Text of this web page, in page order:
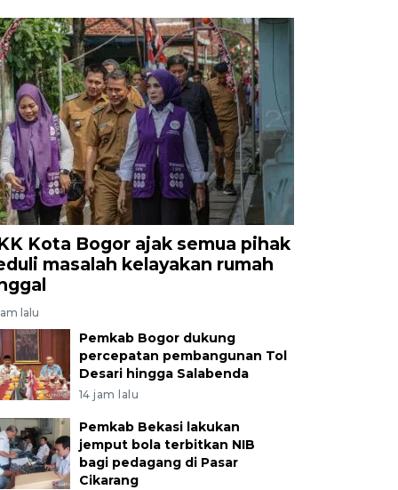
Kota Bogor ajak semua pihak
masalah kelayakan rumah
lalu
Pemkab Bogor dukung
percepatan pembangunan Tol
Desari hingga Salabenda
14 jam lalu
Pemkab Bekasi lakukan
jemput bola terbitkan NIB
bagi pedagang di Pasar
Cikarang